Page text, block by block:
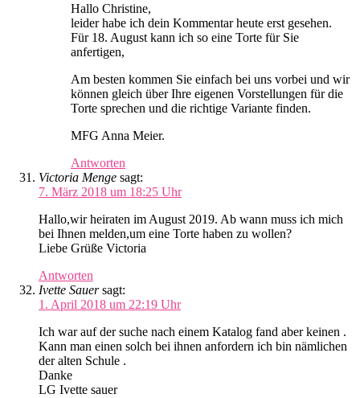
Hallo Christine,
leider habe ich dein Kommentar heute erst gesehen.
Für 18. August kann ich so eine Torte für Sie
anfertigen,
Am besten kommen Sie einfach bei uns vorbei und wir
können gleich über Ihre eigenen Vorstellungen für die
Torte sprechen und die richtige Variante finden.
MFG Anna Meier.
Antworten
Victoria Menge sagt:
7. März 2018 um 18:25 Uhr
Hallo,wir heiraten im August 2019. Ab wann muss ich mich
bei Ihnen melden,um eine Torte haben zu wollen?
Liebe Grüße Victoria
Antworten
Ivette Sauer sagt:
1. April 2018 um 22:19 Uhr
Ich war auf der suche nach einem Katalog fand aber keinen .
Kann man einen solch bei ihnen anfordern ich bin nämlichen
der alten Schule .
Danke
LG Ivette sauer